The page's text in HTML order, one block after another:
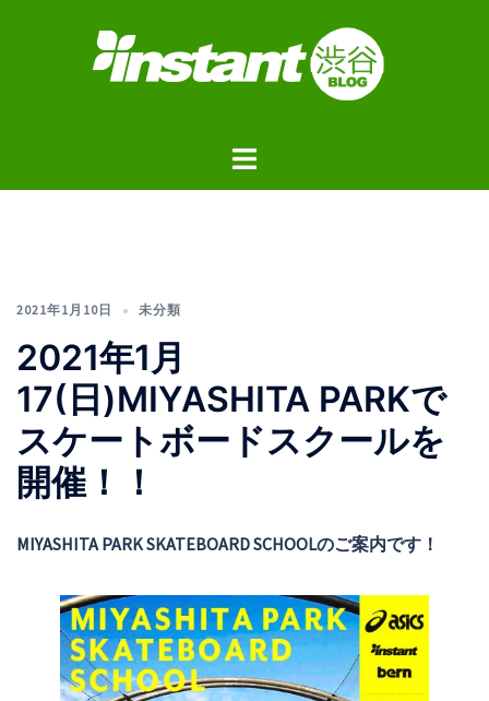
ト
2021年1月10日 未分類
2021年1月
17(日)MIYASHITA PARKで
スケートボードスクールを
開催！！
MIYASHITA PARK SKATEBOARD SCHOOLのご案内です！